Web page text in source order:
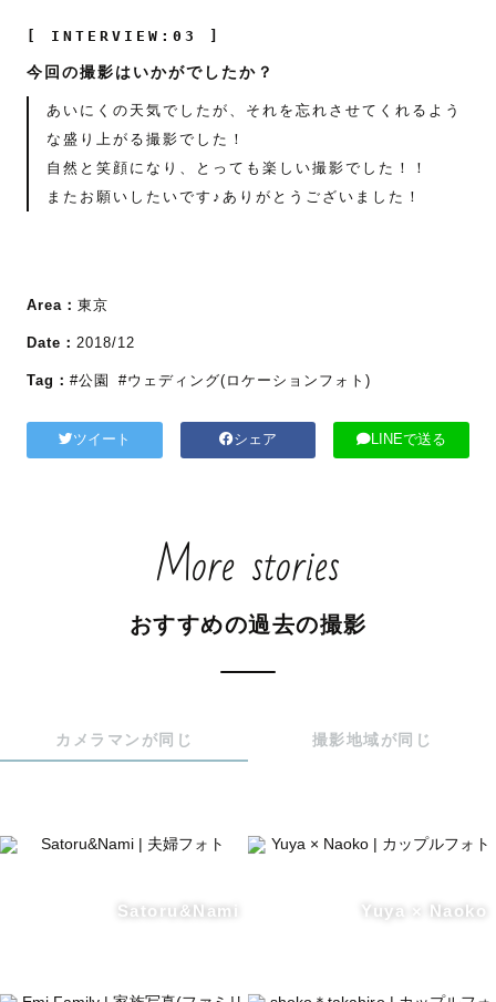
[ INTERVIEW:03 ]
今回の撮影はいかがでしたか？
あいにくの天気でしたが、それを忘れさせてくれるよう
な盛り上がる撮影でした！
自然と笑顔になり、とっても楽しい撮影でした！！
またお願いしたいです♪ありがとうございました！
Area： 東京
Date： 2018/12
Tag： #公園 #ウェディング(ロケーションフォト)
ツイート シェア LINEで送る
More stories
おすすめの過去の撮影
カメラマンが同じ 撮影地域が同じ
Satoru&Nami Yuya × Naoko